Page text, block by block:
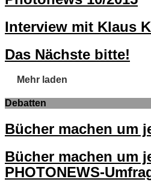
Interview mit Klaus
Das Nächste bitte!
Mehr laden
Debatten
Bücher machen um
Bücher machen um
PHOTONEWS-